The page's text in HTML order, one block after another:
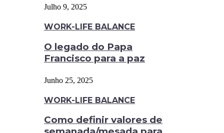
Julho 9, 2025
WORK-LIFE BALANCE
O legado do Papa
Francisco para a paz
Junho 25, 2025
WORK-LIFE BALANCE
Como definir valores de